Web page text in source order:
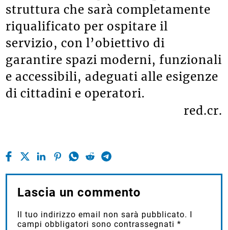
struttura che sarà completamente
riqualificato per ospitare il
servizio, con l’obiettivo di
garantire spazi moderni, funzionali
e accessibili, adeguati alle esigenze
di cittadini e operatori.
red.cr.
Lascia un commento
Il tuo indirizzo email non sarà pubblicato. I
campi obbligatori sono contrassegnati*